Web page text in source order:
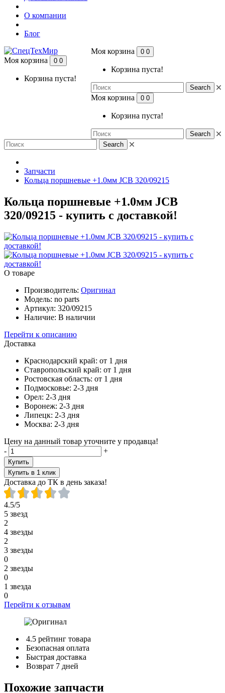
О компании
Блог
Моя корзина 0 0
Корзина пуста!
Search
Моя корзина 0 0
Корзина пуста!
Search
Моя корзина 0 0
Корзина пуста!
Search
Запчасти
Кольца поршневые +1.0мм JCB 320/09215
Кольца поршневые +1.0мм JCB
320/09215 - купить с доставкой!
О товаре
Производитель: Oригинал
Модель: no parts
Артикул: 320/09215
Наличие: В наличии
Перейти к описанию
Доставка
Краснодарский край: от 1 дня
Ставропольский край: от 1 дня
Ростовская область: от 1 дня
Подмосковье: 2-3 дня
Орел: 2-3 дня
Воронеж: 2-3 дня
Липецк: 2-3 дня
Москва: 2-3 дня
Цену на данный товар уточните у продавца!
-
+
Купить
Купить в 1 клик
Доставка до ТК в день заказа!
4.5/5
5 звезд
2
4 звезды
2
3 звезды
0
2 звезды
0
1 звезда
0
Перейти к отзывам
4.5 рейтинг товара
Безопасная оплата
Быстрая доставка
Возврат 7 дней
Похожие запчасти